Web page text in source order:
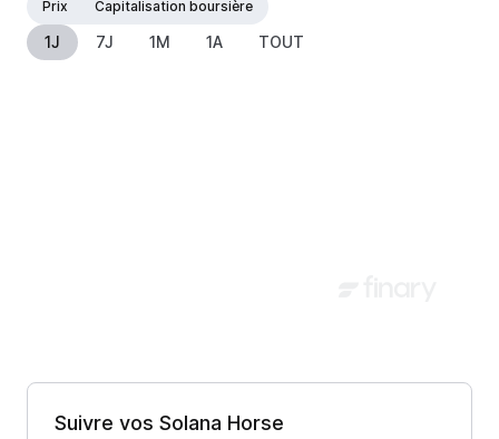
Prix
Capitalisation boursière
1J 7J 1M 1A TOUT
Suivre vos Solana Horse